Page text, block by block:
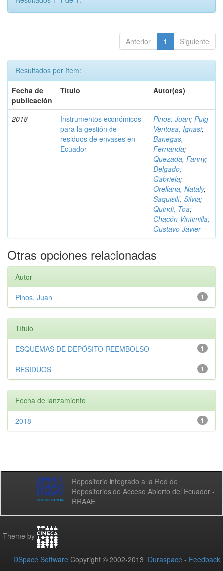
Anterior 1 Siguiente
Resultados por ítem:
Fecha de
publicación
Título Autor(es)
2018
Instrumentos económicos
para la gestión de
residuos de envases en
Ecuador
Pinos, Juan; Puig
Ventosa, Ignasi;
Banegas,
Fernanda;
Quezada, Fanny;
Delgado,
Gabriela;
Orellana, Nataly;
Saquisilí, Silvia;
Quindi, Toa;
Chacón Vintimilla,
Gustavo Javier
Otras opciones relacionadas
Autor
1
Pinos, Juan
Título
1
ESQUEMAS DE DEPÓSITO-REEMBOLSO
1
RESIDUOS
Fecha de lanzamiento
1
2018
Repositorio integrado a la Red de
Repositorios de Acceso Abierto del Ecuador -
RRAAE
Theme by
DSpace Software Copyright © 2002-2013 Duraspace - Feedback